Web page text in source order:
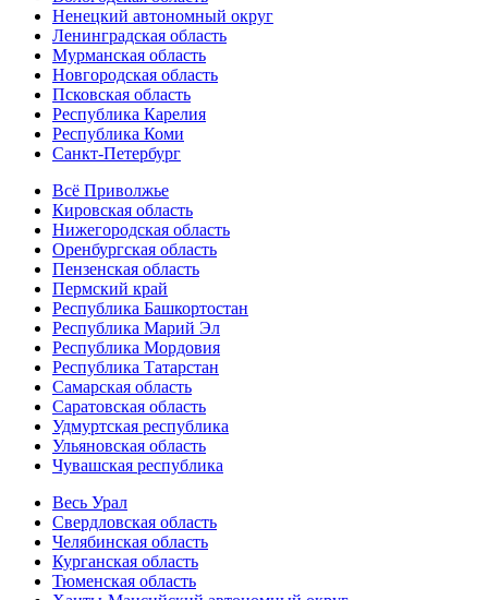
Ненецкий автономный округ
Ленинградская область
Мурманская область
Новгородская область
Псковская область
Республика Карелия
Республика Коми
Санкт-Петербург
Всё Приволжье
Кировская область
Нижегородская область
Оренбургская область
Пензенская область
Пермский край
Республика Башкортостан
Республика Марий Эл
Республика Мордовия
Республика Татарстан
Самарская область
Саратовская область
Удмуртская республика
Ульяновская область
Чувашская республика
Весь Урал
Свердловская область
Челябинская область
Курганская область
Тюменская область